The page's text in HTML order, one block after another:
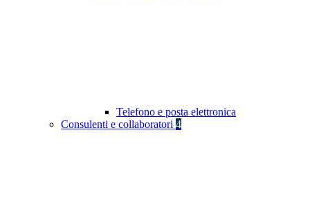
Telefono e posta elettronica
Consulenti e collaboratori 4